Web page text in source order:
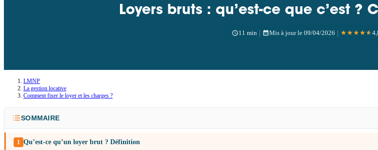
Loyers bruts : qu’est-ce que c’est ?
11 min | Mis à jour le 09/04/2026 | ★★★★★
LMNP
La gestion locative
Comment fixer le loyer et les charges ?
SOMMAIRE
Qu’est-ce qu’un loyer brut ? Définition